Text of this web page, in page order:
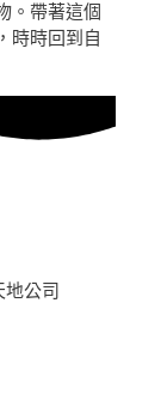
。帶著這個
時時回到自
公司